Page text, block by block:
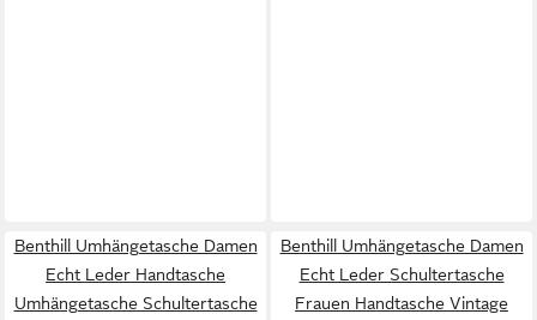
Benthill Umhängetasche Damen
Echt Leder Handtasche
Umhängetasche Schultertasche
Benthill Umhängetasche Damen
Echt Leder Schultertasche
Frauen Handtasche Vintage